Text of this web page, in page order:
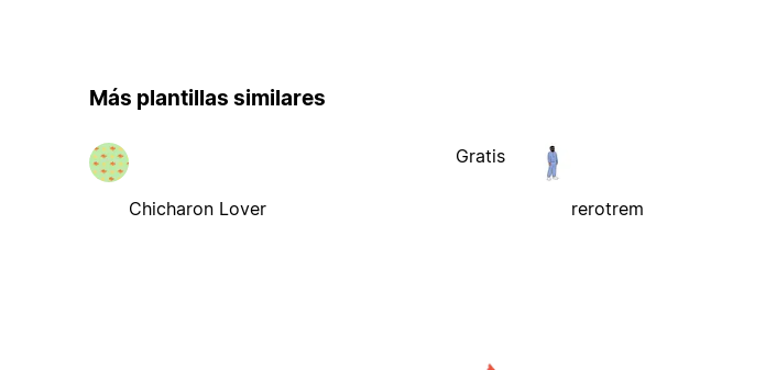
Más plantillas similares
Chicharon Lover
Gratis
rerotrem